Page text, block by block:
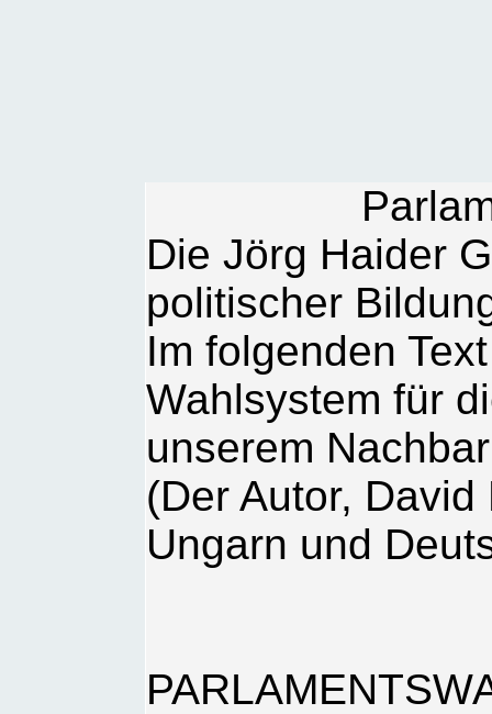
Die Jörg Haider
politischer
Im folgenden
Wahlsystem für
unserem
(Der Autor,
Ungarn und